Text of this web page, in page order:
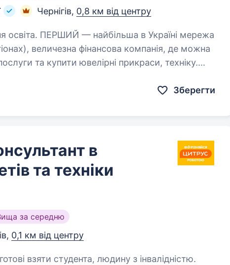
Чернігів, 0,8 км від центру
Україні мережа
величезна фінансова компанія, де можна
та купити ювелірні прикраси, техніку.
Зберегти
в
та техніки
за середню
0,1 км від центру
взяти студента, людину з інвалідністю.